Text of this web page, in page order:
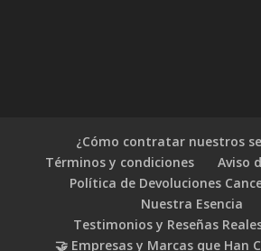
¿Cómo contratar nuestros
Términos y condiciones
Aviso
Política de Devoluciones
Nuestra Esencia
Testimonios y Reseñas Reales
🤝 Empresas y Marcas que Han